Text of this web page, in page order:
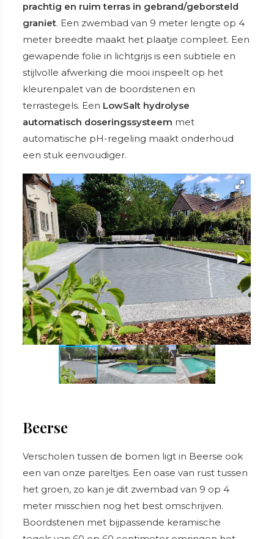
prachtig en ruim terras in gebrand/geborsteld
graniet. Een zwembad van 9 meter lengte op 4
meter breedte maakt het plaatje compleet. Een
gewapende folie in lichtgrijs is een subtiele en
stijlvolle afwerking die mooi inspeelt op het
kleurenpalet van de boordstenen en
terrastegels. Een LowSalt hydrolyse
automatisch doseringssysteem met
automatische pH-regeling maakt onderhoud
een stuk eenvoudiger.
Beerse
Verscholen tussen de bomen ligt in Beerse ook
een van onze pareltjes. Een oase van rust tussen
het groen, zo kan je dit zwembad van 9 op 4
meter misschien nog het best omschrijven.
Boordstenen met bijpassende keramische